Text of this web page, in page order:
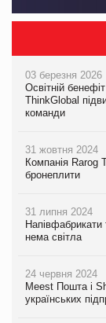
03 березня 2026
Освітній
ThinkGlobal
команди
31 жовтня 2024
Компанія Rarog
бронеплити
31 липня 2024
Напівфабрикати
нема світла
24 червня 2024
Meest Пошта і
українських